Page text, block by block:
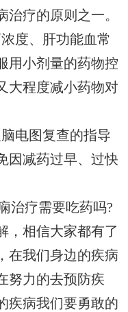
治疗的原则之一。
度、肝功能血常
用小剂量的药物控
大程度减小药物对
电图复查的指导
因减药过早、过快
治疗需要吃药吗?
，相信大家都有了
在我们身边的疾病
努力的去预防疾
疾病我们要勇敢的